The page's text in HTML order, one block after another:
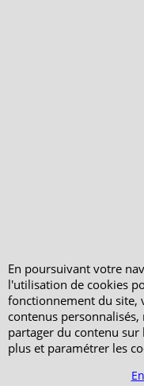
En poursuivant votre
l'utilisation de cookies
fonctionnement du site,
contenus
partager du contenu sur
plus et paramétrer les